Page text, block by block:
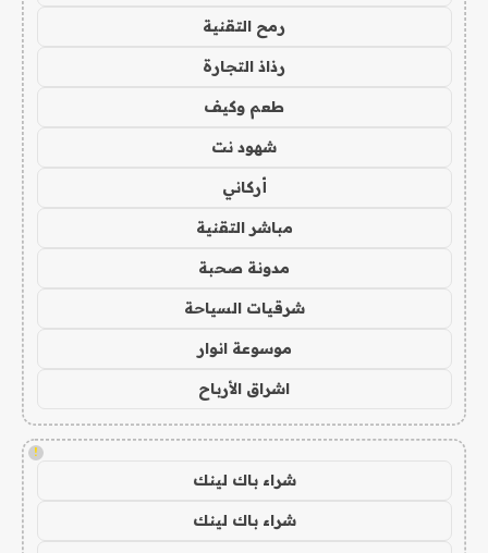
رمح التقنية
رذاذ التجارة
طعم وكيف
شهود نت
أركاني
مباشر التقنية
مدونة صحبة
شرقيات السياحة
موسوعة انوار
اشراق الأرباح
!
شراء باك لينك
شراء باك لينك